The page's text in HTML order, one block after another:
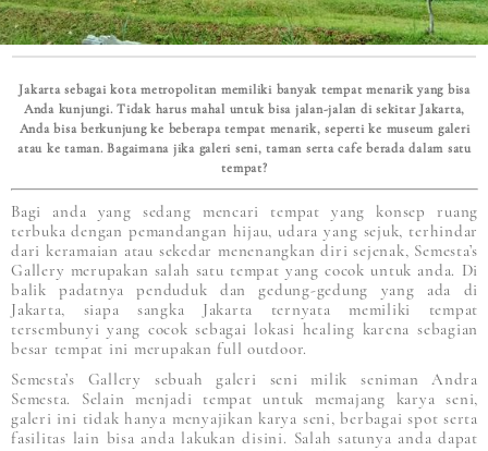
Jakarta sebagai kota metropolitan memiliki banyak tempat menarik yang bisa
Anda kunjungi. Tidak harus mahal untuk bisa jalan-jalan di sekitar Jakarta,
Anda bisa berkunjung ke beberapa tempat menarik, seperti ke museum galeri
atau ke taman. Bagaimana jika galeri seni, taman serta cafe berada dalam satu
tempat?
Bagi anda yang sedang mencari tempat yang konsep ruang
terbuka dengan pemandangan hijau, udara yang sejuk, terhindar
dari keramaian atau sekedar menenangkan diri sejenak, Semesta’s
Gallery merupakan salah satu tempat yang cocok untuk anda. Di
balik padatnya penduduk dan gedung-gedung yang ada di
Jakarta, siapa sangka Jakarta ternyata memiliki tempat
tersembunyi yang cocok sebagai lokasi healing karena sebagian
besar tempat ini merupakan full outdoor.
Semesta’s Gallery sebuah galeri seni milik seniman Andra
Semesta. Selain menjadi tempat untuk memajang karya seni,
galeri ini tidak hanya menyajikan karya seni, berbagai spot serta
fasilitas lain bisa anda lakukan disini. Salah satunya anda dapat